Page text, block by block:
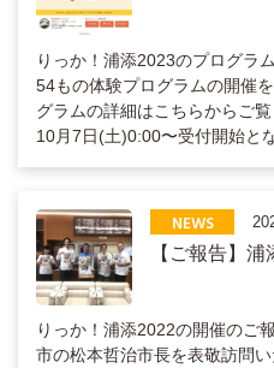
りっか！浦添2023のプログラ
54もの体験プログラムの開催
グラムの詳細はこちらからご
10月7日(土)0:00〜受付開始と
NEWS
【ご報告】
りっか！浦添2022の開催のご
市の松本哲治市長を表敬訪問